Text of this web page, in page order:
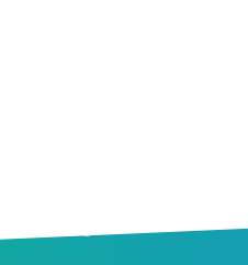
CONTACTO